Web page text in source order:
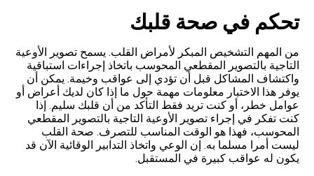
تحكم في صحة قلبك
من المهم التشخيص المبكر لأمراض القلب. يسمح تصوير الأوعية
التاجية بالتصوير المقطعي المحوسب باتخاذ إجراءات استباقية
واكتشاف المشاكل قبل أن تؤدي إلى عواقب وخيمة. يمكن أن
يوفر هذا الاختبار معلومات مهمة حول ما إذا كان لديك أعراض أو
عوامل خطر، أو كنت تريد فقط التأكد من أن قلبك سليم. إذا
كنت تفكر في إجراء تصوير الأوعية التاجية بالتصوير المقطعي
المحوسب، فهذا هو الوقت المناسب للتصرف. صحة القلب
ليست أمرا مسلما به. إن الوعي واتخاذ التدابير الوقائية الآن قد
يكون له عواقب كبيرة في المستقبل.